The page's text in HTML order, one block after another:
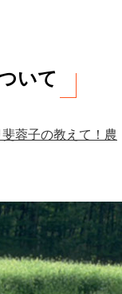
いて
蓉子の教えて！農